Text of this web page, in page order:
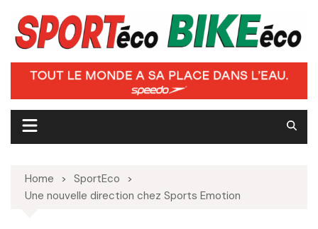
content
Home
SportEco
Une nouvelle direction chez Sports Emotion